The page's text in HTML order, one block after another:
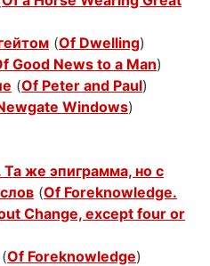
(Of Dwelling)
Good News to a Man)
(Of Peter and Paul)
Windows)
же эпиграмма, но с
(Of Foreknowledge.
Change, except four or
(Of Foreknowledge)